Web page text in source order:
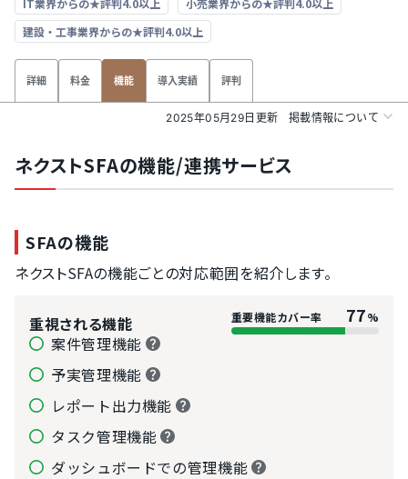
建設・工事業界からの★評判4.0以上
詳細 料金 機能 導入実績 評判
2025年05月29日更新 掲載情報について
ネクストSFAの機能/連携サービス
SFAの機能
ネクストSFAの機能ごとの対応範囲を紹介します。
重視される機能 重要機能カバー率 77%
案件管理機能
予実管理機能
レポート出力機能
タスク管理機能
ダッシュボードでの管理機能